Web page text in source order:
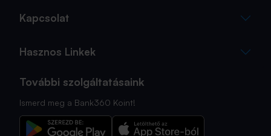
Kapcsolat
Hasznos Linkek
További szolgáltatásaink
Ismerd meg a Bank360 Koint!